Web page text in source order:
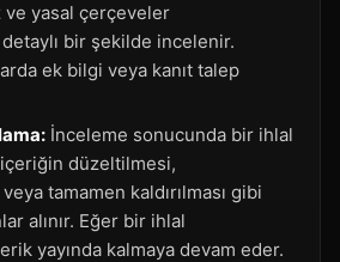
ve yasal çerçeveler
bir şekilde incelenir.
ek bilgi veya kanıt talep
İnceleme sonucunda bir ihlal
düzeltilmesi,
tamamen kaldırılması gibi
alınır. Eğer bir ihlal
yayında kalmaya devam eder.